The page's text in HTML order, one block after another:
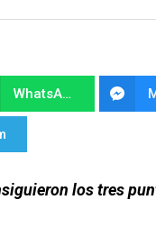
WhatsApp
los tres